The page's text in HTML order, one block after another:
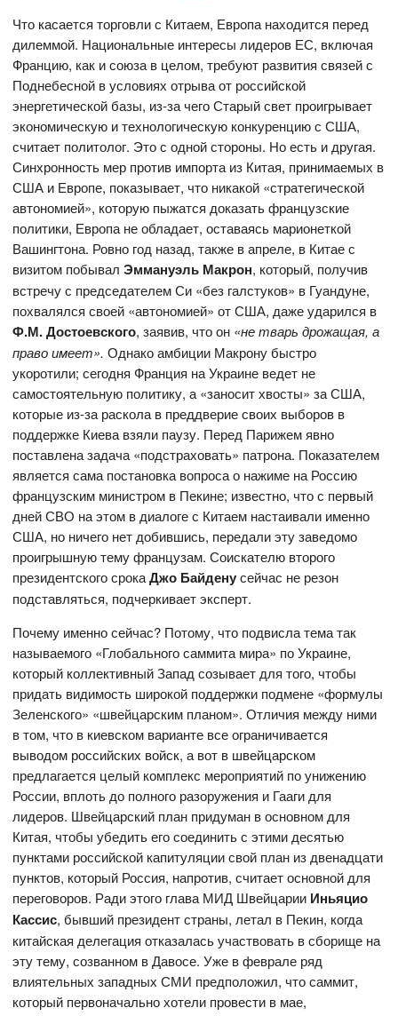
Что касается торговли с Китаем, Европа находится перед
дилеммой. Национальные интересы лидеров ЕС, включая
Францию, как и союза в целом, требуют развития связей с
Поднебесной в условиях отрыва от российской
энергетической базы, из-за чего Старый свет проигрывает
экономическую и технологическую конкуренцию с США,
считает политолог. Это с одной стороны. Но есть и другая.
Синхронность мер против импорта из Китая, принимаемых в
США и Европе, показывает, что никакой «стратегической
автономией», которую пыжатся доказать французские
политики, Европа не обладает, оставаясь марионеткой
Вашингтона. Ровно год назад, также в апреле, в Китае с
визитом побывалЭммануэль Макрон, который, получив
встречу с председателем Си «без галстуков» в Гуандуне,
похвалялся своей «автономией» от США, даже ударился в
Ф.М. Достоевского, заявив, что он «не тварь дрожащая, а
право имеет». Однако амбиции Макрону быстро
укоротили; сегодня Франция на Украине ведет не
самостоятельную политику, а «заносит хвосты» за США,
которые из-за раскола в преддверие своих выборов в
поддержке Киева взяли паузу. Перед Парижем явно
поставлена задача «подстраховать» патрона. Показателем
является сама постановка вопроса о нажиме на Россию
французским министром в Пекине; известно, что с первый
дней СВО на этом в диалоге с Китаем настаивали именно
США, но ничего нет добившись, передали эту заведомо
проигрышную тему французам. Соискателю второго
президентского срокаДжо Байденусейчас не резон
подставляться, подчеркивает эксперт.
Почему именно сейчас? Потому, что подвисла тема так
называемого «Глобального саммита мира» по Украине,
который коллективный Запад созывает для того, чтобы
придать видимость широкой поддержки подмене «формулы
Зеленского» «швейцарским планом». Отличия между ними
в том, что в киевском варианте все ограничивается
выводом российских войск, а вот в швейцарском
предлагается целый комплекс мероприятий по унижению
России, вплоть до полного разоружения и Гааги для
лидеров. Швейцарский план придуман в основном для
Китая, чтобы убедить его соединить с этими десятью
пунктами российской капитуляции свой план из двенадцати
пунктов, который Россия, напротив, считает основной для
переговоров. Ради этого глава МИД Швейцарии Иньяцио
Кассис, бывший президент страны, летал в Пекин, когда
китайская делегация отказалась участвовать в сборище на
эту тему, созванном в Давосе. Уже в феврале ряд
влиятельных западных СМИ предположил, что саммит,
который первоначально хотели провести в мае,